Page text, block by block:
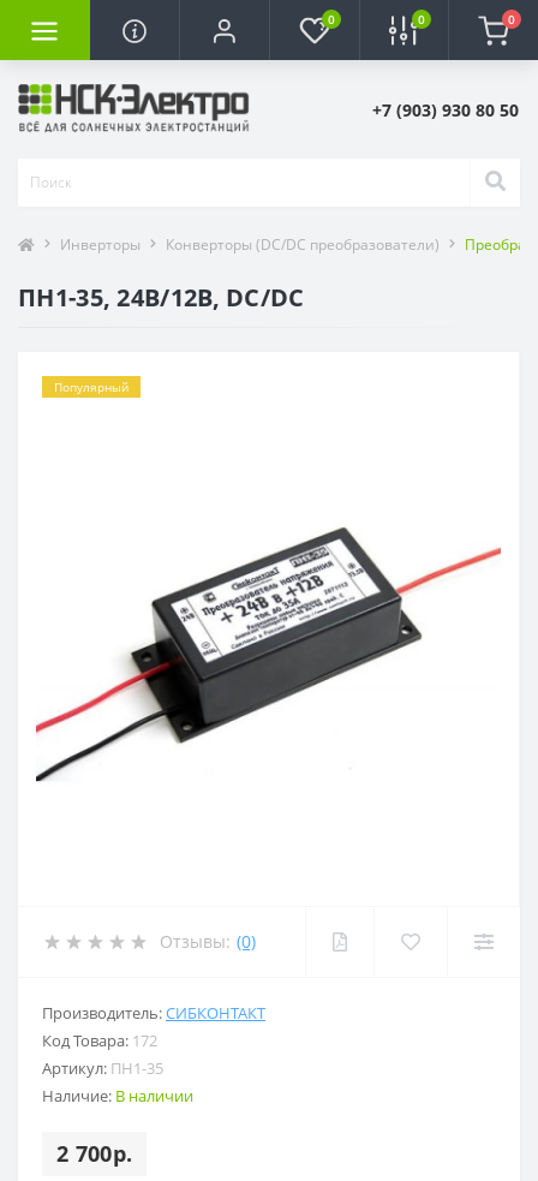
0 0 0
+7 (903) 930 80 50
Инверторы Конверторы (DC/DC преобразователи)
ПН1-35, 24В/12В, DC/DC
Популярный
Отзывы: (0)
Производитель:СИБКОНТАКТ
Код Товара: 172
Артикул: ПН1-35
Наличие: В наличии
2 700р.